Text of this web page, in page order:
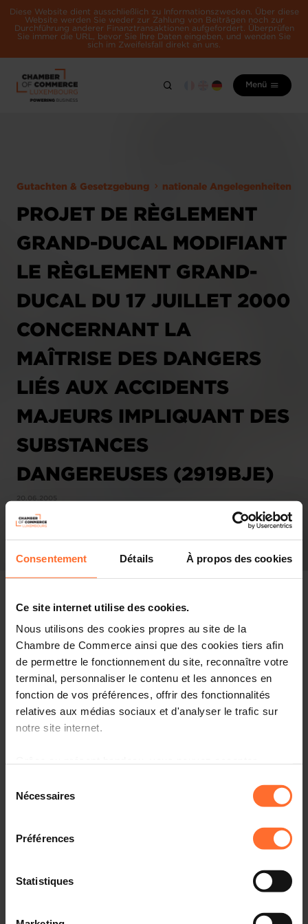
Consentement Détails À propos des cookies
Ce site internet utilise des cookies.
Nous utilisons des cookies propres au site de la
Chambre de Commerce ainsi que des cookies tiers afin
de permettre le fonctionnement du site, reconnaître votre
terminal, personnaliser le contenu et les annonces en
fonction de vos préférences, offrir des fonctionnalités
relatives aux médias sociaux et d'analyser le trafic sur
notre site internet.
à l’exception des cookies strictement nécessaires au
fonctionnement du site. Une description des différents
cookies est accessible sous l’onglet « Détails » ci-
dessus.
Il est précisé que la navigation sur le site et certaines
fonctionnalités (ex : lecture de vidéos, partage sur les
Nécessaires
Préférences
Statistiques
Diese Website dient ausschließlich zu Informationszwecken. Über diese
Website werden Sie weder zur Zahlung von Beiträgen noch zur
Durchführung anderer Finanztransaktionen aufgefordert. Überprüfen
Sie immer die URL, bevor Sie Ihre Daten eingeben, und wenden Sie
sich im Zweifelsfall direkt an uns.
Menü
Gutachten & Gesetzgebung nationale Angelegenheiten
PROJET DE RÈGLEMENT
GRAND-DUCAL MODIFIANT
LE RÈGLEMENT GRAND-
DUCAL DU 17 JUILLET 2000
CONCERNANT LA
MAÎTRISE DES DANGERS
LIÉS AUX ACCIDENTS
MAJEURS IMPLIQUANT DES
SUBSTANCES
DANGEREUSES (2919BJE)
Nützliche Informationen
1 Projecttext
Diesen Artikel teilen
substances dangereuses (2919BJE)